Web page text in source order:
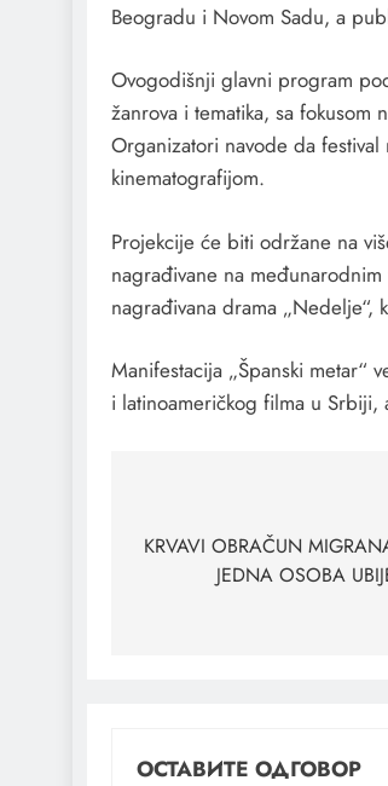
Beogradu i Novom Sadu, a
Ovogodišnji glavni program
žanrova i tematika, sa fokusom
Organizatori navode da festival
kinematografijom.
Projekcije će biti održane na
nagrađivane na međunarodnim
nagrađivana drama „Nedelje“,
Manifestacija „Španski metar“
i latinoameričkog filma u
чланка
KRVAVI OBRAČUN
JEDNA OSOBA
ОСТАВИТЕ ОДГОВОР